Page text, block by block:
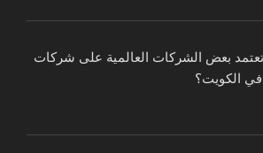
تعتمد بعض الشركات العالمية على شركات
في الكويت؟